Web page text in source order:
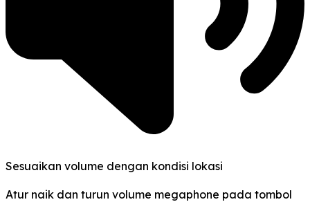
Sesuaikan volume dengan kondisi lokasi
Atur naik dan turun volume megaphone pada tombol